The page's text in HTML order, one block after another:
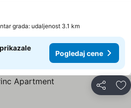
grada: udaljenost 3.1 km
Pogledaj cene
Deli